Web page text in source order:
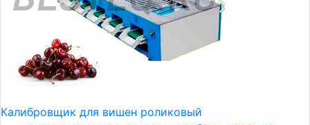
Калибровщик для вишен роликовый